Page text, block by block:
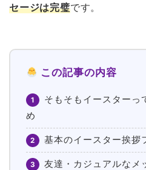
セージは完璧です。
この記事の内容
1
そもそもイースターっ
め
2 基本のイースター挨拶
3 友達・カジュアルなメ